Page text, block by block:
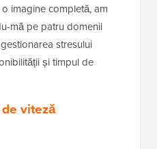
imagine completă, am
mă pe patru domenii
stresului
și timpul de
viteză